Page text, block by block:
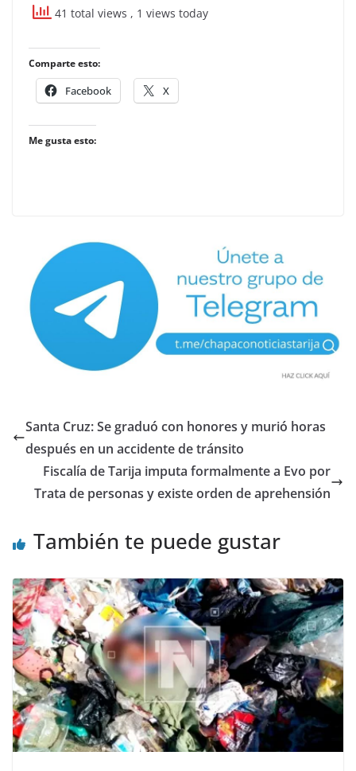
41 total views , 1 views today
Comparte esto:
Facebook X
Me gusta esto:
Santa Cruz: Se graduó con honores y murió horas
después en un accidente de tránsito
Fiscalía de Tarija imputa formalmente a Evo por
Trata de personas y existe orden de aprehensión
También te puede gustar